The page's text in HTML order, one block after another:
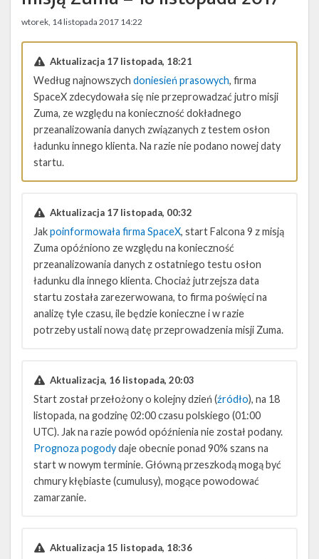
wtorek, 14 listopada 2017 14:22
Aktualizacja 17 listopada, 18:21
Według najnowszych doniesień prasowych, firma
SpaceX zdecydowała się nie przeprowadzać jutro misji
Zuma, ze względu na konieczność dokładnego
przeanalizowania danych związanych z testem osłon
ładunku innego klienta. Na razie nie podano nowej daty
startu.
Aktualizacja 17 listopada, 00:32
Jakpoinformowała firma SpaceX, start Falcona 9 z misją
Zuma opóźniono ze względu na konieczność
przeanalizowania danych z ostatniego testu osłon
ładunku dla innego klienta. Chociaż jutrzejsza data
startu została zarezerwowana, to firma poświęci na
analizę tyle czasu, ile będzie konieczne i w razie
potrzeby ustali nową datę przeprowadzenia misji Zuma.
Aktualizacja, 16 listopada, 20:03
Start został przełożony o kolejny dzień (źródło), na 18
listopada, na godzinę 02:00 czasu polskiego (01:00
UTC). Jak na razie powód opóźnienia nie został podany.
Prognoza pogodydaje obecnie ponad 90% szans na
start w nowym terminie. Główną przeszkodą mogą być
chmury kłębiaste (cumulusy), mogące powodować
zamarzanie.
Aktualizacja 15 listopada, 18:36